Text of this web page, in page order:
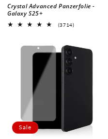
:
Crystal Advanced Panzerfolie -
Galaxy S25+
(3714)3714
Sale